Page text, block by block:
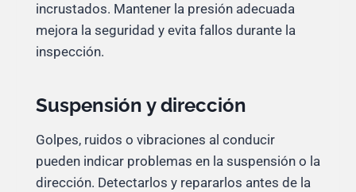
incrustados. Mantener la presión adecuada
mejora la seguridad y evita fallos durante la
inspección.
Suspensión y dirección
Golpes, ruidos o vibraciones al conducir
pueden indicar problemas en la suspensión o la
dirección. Detectarlos y repararlos antes de la